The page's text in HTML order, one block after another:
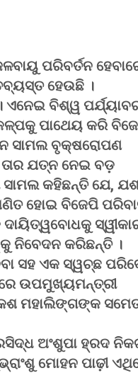
ପରିବର୍ତନ
ହେଉଛି ।
ବିଶ୍ୱ
ପାଥେୟ କରି
ସାମଲ ବୃକ୍ଷରୋପଣ
ଯତ୍ନ ନେଇ ବଡ଼
କହିଛନ୍ତି ଯେ,
ହୋଇ ବିଜେପି
ନିବେଦନ କରିଛନ୍ତି ।
ସହ ଏକ ସ୍ୱଚ୍ଛ
ଉପମୁଖ୍ୟମନ୍ତ୍ରୀ
ମହାଲିଙ୍ଗଙ୍କ
ଅଂଶୁପା ହ୍ରଦ
ମୋହନ ପାଢ଼ୀ